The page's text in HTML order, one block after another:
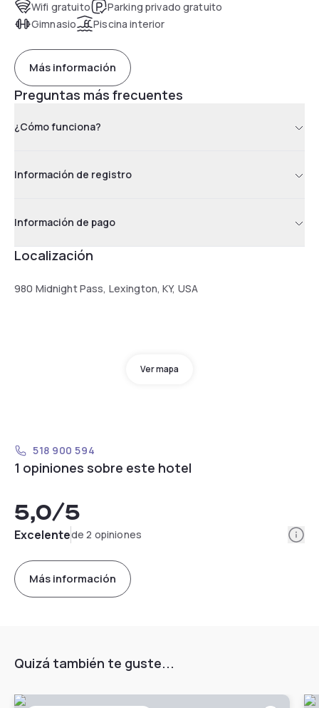
Wifi gratuito
Parking privado gratuito
Gimnasio
Piscina interior
Más información
Preguntas más frecuentes
¿Cómo funciona?
Información de registro
Información de pago
Localización
980 Midnight Pass, Lexington, KY, USA
Ver mapa
518 900 594
1 opiniones sobre este hotel
5,0/5
Excelentede 2 opiniones
Más información
Quizá también te guste...